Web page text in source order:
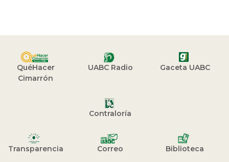
QuéHacer
Cimarrón
UABC Radio Gaceta UABC
Contraloría
Transparencia Correo Biblioteca